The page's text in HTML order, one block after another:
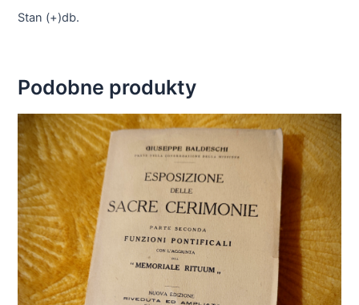
Stan (+)db.
Podobne produkty